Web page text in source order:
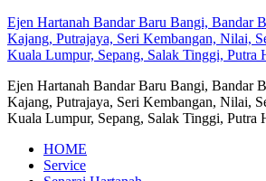
Ejen Hartanah Bandar Baru Bangi, Bandar
Kajang, Putrajaya, Seri Kembangan, Nilai,
Kuala Lumpur, Sepang, Salak Tinggi, Putra
Ejen Hartanah Bandar Baru Bangi, Bandar
Kajang, Putrajaya, Seri Kembangan, Nilai,
Kuala Lumpur, Sepang, Salak Tinggi, Putra
HOME
Service